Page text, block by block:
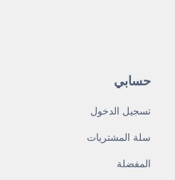
حسابي
تسجيل الدخول
سلة المشتريات
المفضلة